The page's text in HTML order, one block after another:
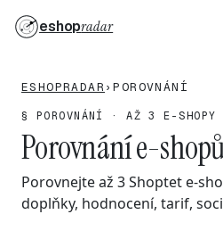
eshopradar
ESHOPRADAR ›POROVNÁNÍ
§ POROVNÁNÍ · AŽ 3 E-SHOPY
Porovnání e-
Porovnejte až 3 Shoptet e-
doplňky, hodnocení, tarif,